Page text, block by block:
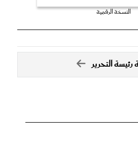
النسخة الرقمية
التحرير